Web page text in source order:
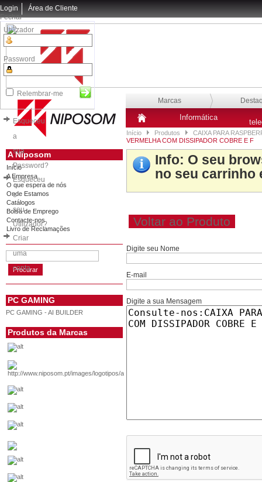
Login
Fechar
Utilizador
Password
Relembrar-me
Esqueceu
a
sua
Password?
Esqueceu
o
seu
Utilizador?
Criar
uma
conta
Área de Cliente
Marcas
Informática
Início Produtos
CAIXA PARA
VERMELHA COM DISSIPADOR COBRE E F
A Niposom
Início
A Empresa
O que espera de nós
Onde Estamos
Catálogos
Bolsa de Emprego
Contacte-nos
Livro de Reclamações
PC GAMING
PC GAMING - AI BUILDER
Produtos da Marcas
Info: O seu
no seu carrinho
Voltar ao Produto
Digite seu Nome
E-mail
Digite a sua Mensagem